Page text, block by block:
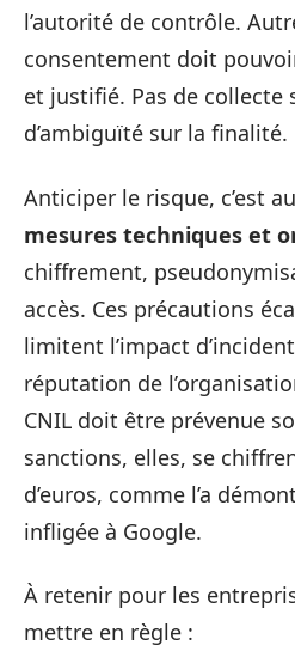
l’autorité de contrôle.
consentement doit
et justifié. Pas de collecte
d’ambiguïté sur la finalité.
Anticiper le risque, c’est
mesures techniques et
chiffrement,
accès. Ces précautions
limitent l’impact
réputation de
CNIL doit être prévenue
sanctions, elles, se
d’euros, comme l’a
infligée à Google.
À retenir pour les
mettre en règle :